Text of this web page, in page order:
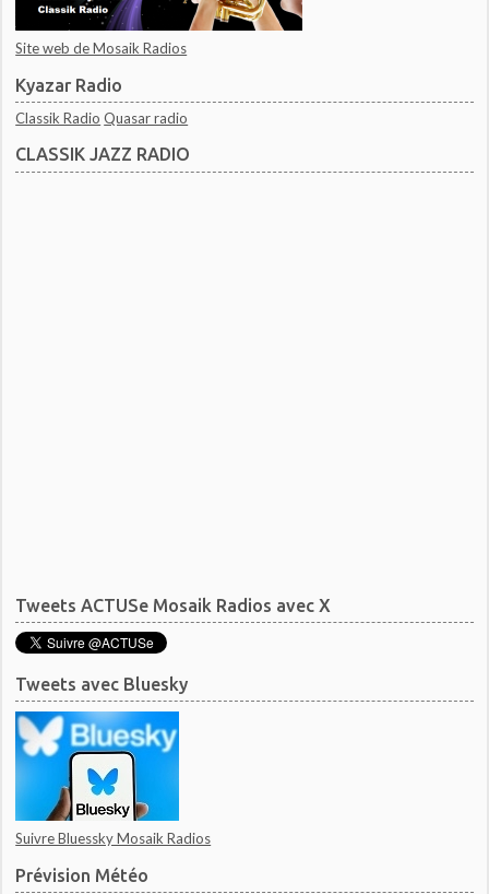
Site web de Mosaik Radios
Kyazar Radio
Classik Radio Quasar radio
CLASSIK JAZZ RADIO
Tweets ACTUSe Mosaik Radios avec X
Tweets avec Bluesky
Suivre Bluessky Mosaik Radios
Prévision Météo